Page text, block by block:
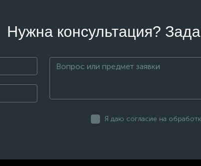
Нужна консультация?
Я даю согласие на